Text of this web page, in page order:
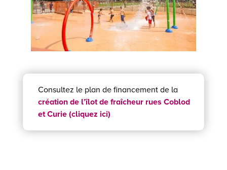
Consultez le plan de financement de la
création de l’îlot de fraîcheur rues Coblod
et Curie (cliquez ici)